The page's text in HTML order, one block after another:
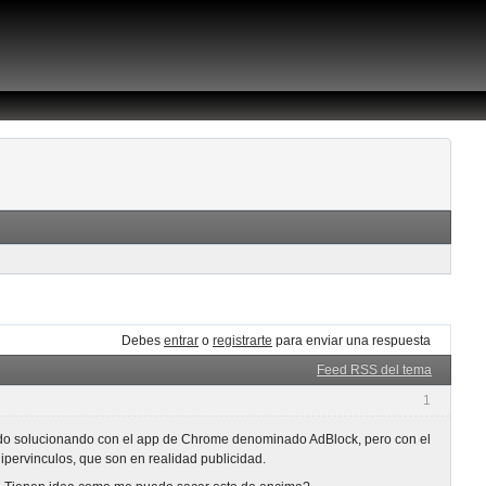
Debes entrar o registrarte para enviar una respuesta
Feed RSS del tema
1
solucionando con el app de Chrome denominado AdBlock, pero con el
que son en realidad publicidad.